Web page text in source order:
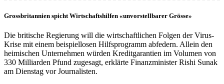
Grossbritannien spicht Wirtschaftshilfen «unvorstellbarer Grösse»
Die britische Regierung will die wirtschaftlichen Folgen der Virus-
Krise mit einem beispiellosen Hilfsprogramm abfedern. Allein den
heimischen Unternehmen würden Kreditgarantien im Volumen von
330 Milliarden Pfund zugesagt, erklärte Finanzminister Rishi Sunak
am Dienstag vor Journalisten.